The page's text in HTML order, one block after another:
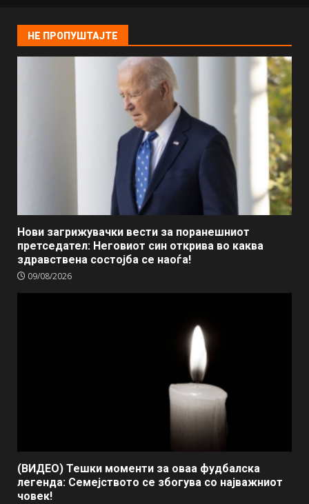
НЕ ПРОПУШТАЈТЕ
Нови загрижувачки вести за поранешниот
претседател: Неговиот син открива во каква
здравствена состојба се наоѓа!
09/08/2026
(ВИДЕО) Тешки моменти за оваа фудбалска
легенда: Семејството се збогува со најважниот
човек!